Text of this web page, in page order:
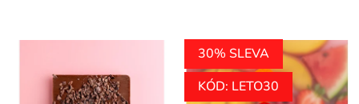
30% SLEVA
KÓD: LETO30